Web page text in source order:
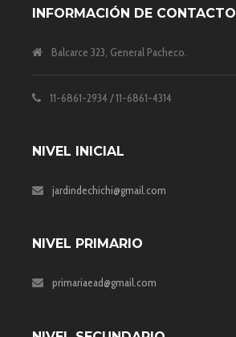
INFORMACIÓN DE CONTACTO
Balcarce 323, General Pacheco.
11-6861-2934 / 11-6861-4314
NIVEL INICIAL
jardindechichi@gmail.com
NIVEL PRIMARIO
primariaead@gmail.com